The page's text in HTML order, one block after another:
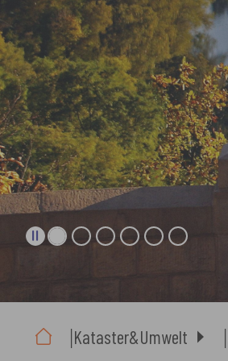
Kataster&Umwelt